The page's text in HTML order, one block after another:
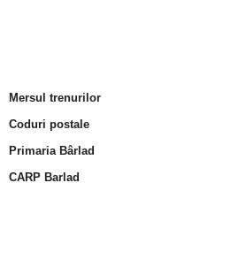
Mersul trenurilor
Coduri postale
Primaria Bârlad
CARP Barlad